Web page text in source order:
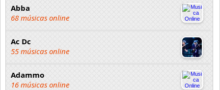
Abba
68 músicas online
Ac Dc
55 músicas online
Adammo
16 músicas online